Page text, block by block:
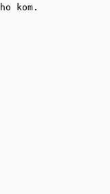
kom.